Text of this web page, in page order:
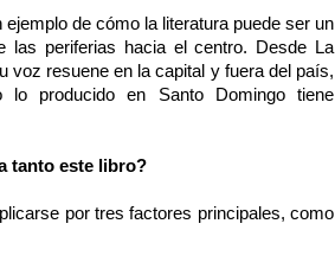
de cómo la literatura puede ser un
las periferias hacia el centro. Desde La
voz resuene en la capital y fuera del país,
producido en Santo Domingo tiene
tanto este libro?
por tres factores principales, como